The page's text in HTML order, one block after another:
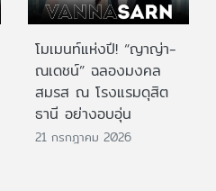
โมเมนท์แห่งปี! “ญาญ่า-
ณเดชน์” ฉลองมงคล
สมรส ณ โรงแรมดุสิต
ธานี อย่างอบอุ่น
21 กรกฎาคม 2026